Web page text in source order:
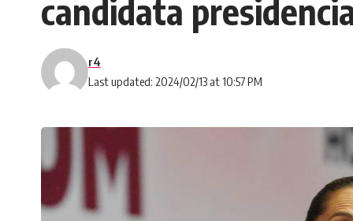
candidata
Last updated: 2024/02/13 at 10:57 PM
r4